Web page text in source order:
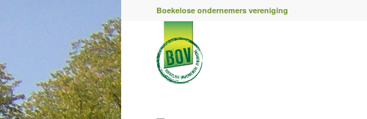
Boekelose ondernemers vereniging